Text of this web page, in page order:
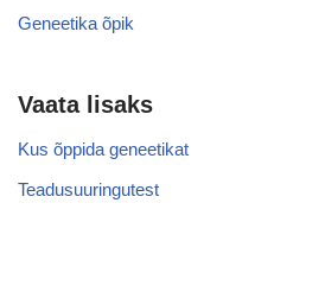
Geneetika õpik
Vaata lisaks
Kus õppida geneetikat
Teadusuuringutest